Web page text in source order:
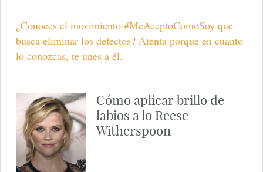
¿Conoces el movimiento #MeAceptoComoSoy que
busca eliminar los defectos? Atenta porque en cuanto
lo conozcas, te unes a él.
Cómo aplicar brillo de
labios a lo Reese
Witherspoon